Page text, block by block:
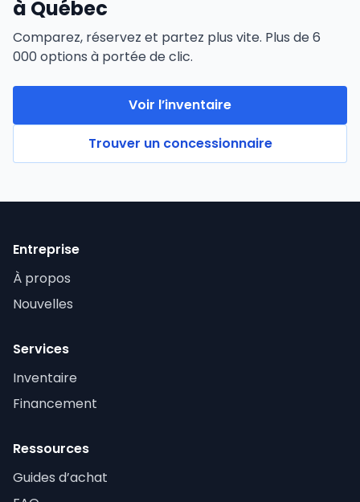
à Québec
Comparez, réservez et partez plus vite. Plus de 6
000 options à portée de clic.
Voir l’inventaire
Trouver un concessionnaire
Entreprise
À propos
Nouvelles
Services
Inventaire
Financement
Ressources
Guides d’achat